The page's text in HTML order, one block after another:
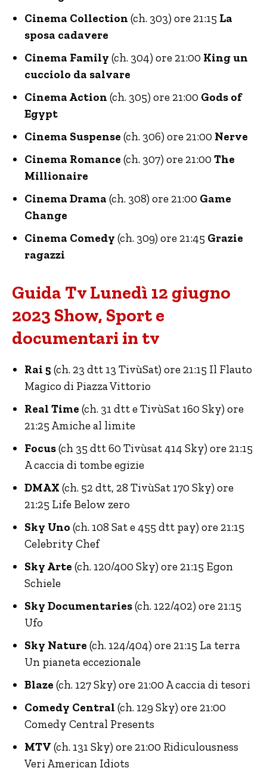
Cinema Collection (ch. 303) ore 21:15 La
sposa cadavere
Cinema Family (ch. 304) ore 21:00 King un
cucciolo da salvare
Cinema Action (ch. 305) ore 21:00 Gods of
Egypt
Cinema Suspense (ch. 306) ore 21:00 Nerve
Cinema Romance (ch. 307) ore 21:00 The
Millionaire
Cinema Drama (ch. 308) ore 21:00 Game
Change
Cinema Comedy (ch. 309) ore 21:45 Grazie
ragazzi
Guida Tv Lunedì 12 giugno
2023 Show, Sport e
documentari in tv
Rai 5 (ch. 23 dtt 13 TivùSat) ore 21:15 Il Flauto
Magico di Piazza Vittorio
Real Time (ch. 31 dtt e TivùSat 160 Sky) ore
21:25 Amiche al limite
Focus(ch 35 dtt 60 Tivùsat 414 Sky) ore 21:15
A caccia di tombe egizie
DMAX (ch. 52 dtt, 28 TivùSat 170 Sky) ore
21:25 Life Below zero
Sky Uno (ch. 108 Sat e 455 dtt pay) ore 21:15
Celebrity Chef
Sky Arte (ch. 120/400 Sky) ore 21:15 Egon
Schiele
Sky Documentaries(ch. 122/402) ore 21:15
Ufo
Sky Nature (ch. 124/404) ore 21:15 La terra
Un pianeta eccezionale
Blaze (ch. 127 Sky) ore 21:00 A caccia di tesori
Comedy Central (ch. 129 Sky) ore 21:00
Comedy Central Presents
MTV (ch. 131 Sky) ore 21:00 Ridiculousness
Veri American Idiots